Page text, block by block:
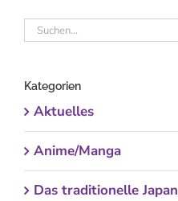
Suche
Kategorien
Aktuelles
Anime/Manga
Das traditionelle Japan